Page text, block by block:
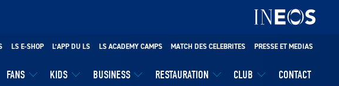
FANS KIDS BUSINESS RESTAURATION CLUB CONTACT
LS E-SHOP L’APP DU LS LS ACADEMY CAMPS MATCH DES CELEBRITES PRESSE ET MEDIAS